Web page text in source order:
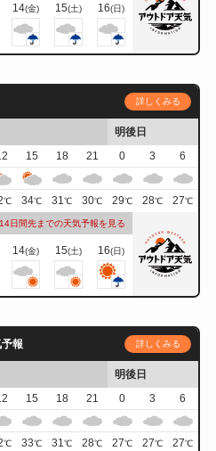
14(金) 15(土) 16(日)
詳しくみる
明後日
15 18 21 0 3
6
℃ 34℃ 31℃ 30℃ 29℃ 28℃ 27℃
14日間先までの天気予報を見る
14(金) 15(土) 16(日)
報 詳しくみる
明後日
15 18 21 0 3
6
℃ 33℃ 31℃ 28℃ 27℃ 27℃ 27℃